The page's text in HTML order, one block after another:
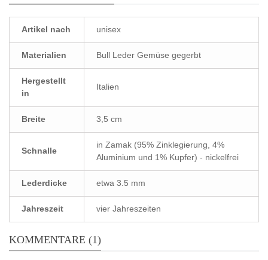
Artikel nach unisex
Materialien Bull Leder Gemüse gegerbt
Hergestellt
in
Italien
Breite 3,5 cm
Schnalle
in Zamak (95% Zinklegierung, 4%
Aluminium und 1% Kupfer) - nickelfrei
Lederdicke etwa 3.5 mm
Jahreszeit vier Jahreszeiten
KOMMENTARE (1)